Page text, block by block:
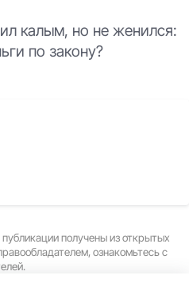
важные вещи:
или улучшение
- заключила она.
в Казахстане
информационно-
против кредитов
по закону?